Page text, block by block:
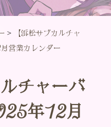
>
【浜松サブカルチャ
営業カレンダー
チャーバ
年12月